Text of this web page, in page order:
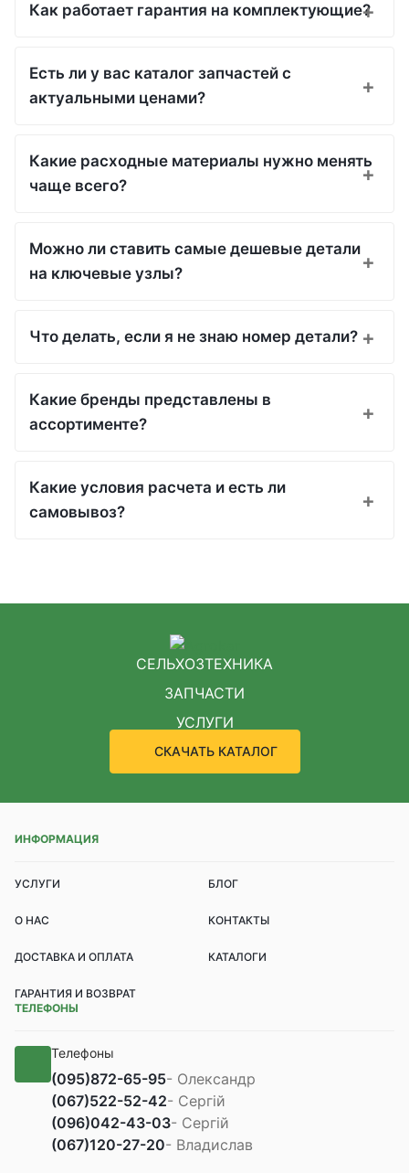
Как работает гарантия на комплектующие?
Есть ли у вас каталог запчастей с
актуальными ценами?
Какие расходные материалы нужно менять
чаще всего?
Можно ли ставить самые дешевые детали
на ключевые узлы?
Что делать, если я не знаю номер детали?
Какие бренды представлены в
ассортименте?
Какие условия расчета и есть ли
самовывоз?
СЕЛЬХОЗТЕХНИКА
ЗАПЧАСТИ
УСЛУГИ
СКАЧАТЬ КАТАЛОГ
ИНФОРМАЦИЯ
УСЛУГИ БЛОГ
О НАС КОНТАКТЫ
ДОСТАВКА И ОПЛАТА КАТАЛОГИ
ГАРАНТИЯ И ВОЗВРАТ
ТЕЛЕФОНЫ
Телефоны
(095)872-65-95- Олександр
(067)522-52-42- Сергій
(096)042-43-03- Сергій
(067)120-27-20- Владислав